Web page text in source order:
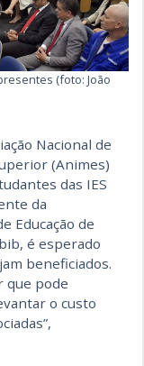
(foto: João
Nacional de
(Animes)
das IES
da
Educação de
é esperado
beneficiados.
que pode
o custo